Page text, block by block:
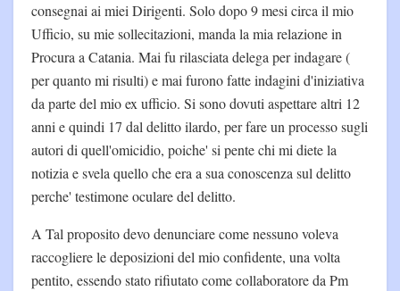
consegnai ai miei Dirigenti. Solo dopo 9 mesi circa il mio
Ufficio, su mie sollecitazioni, manda la mia relazione in
Procura a Catania. Mai fu rilasciata delega per indagare (
per quanto mi risulti) e mai furono fatte indagini d'iniziativa
da parte del mio ex ufficio. Si sono dovuti aspettare altri 12
anni e quindi 17 dal delitto ilardo, per fare un processo sugli
autori di quell'omicidio, poiche' si pente chi mi diete la
notizia e svela quello che era a sua conoscenza sul delitto
perche' testimone oculare del delitto.
A Tal proposito devo denunciare come nessuno voleva
raccogliere le deposizioni del mio confidente, una volta
pentito, essendo stato rifiutato come collaboratore da Pm